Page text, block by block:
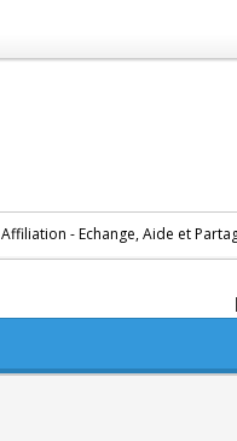
Affiliation - Echange, Aide et